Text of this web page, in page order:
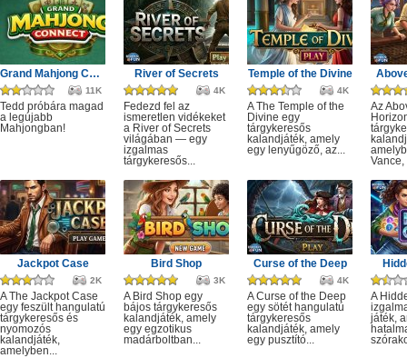
Grand Mahjong Connect
11K
Tedd próbára magad
a legújabb
Mahjongban!
River of Secrets
4K
Fedezd fel az
ismeretlen vidékeket
a River of Secrets
világában — egy
izgalmas
tárgykeresős...
Temple of the Divine
4K
A The Temple of the
Divine egy
tárgykeresős
kalandjáték, amely
egy lenyűgöző, az...
Az
Vance,
Jackpot Case
2K
A The Jackpot Case
egy feszült hangulatú
tárgykeresős és
nyomozós
kalandjáték,
amelyben...
Bird Shop
3K
A Bird Shop egy
bájos tárgykeresős
kalandjáték, amely
egy egzotikus
madárboltban...
Curse of the Deep
4K
A Curse of the Deep
egy sötét hangulatú
tárgykeresős
kalandjáték, amely
egy pusztító...
A
játék,